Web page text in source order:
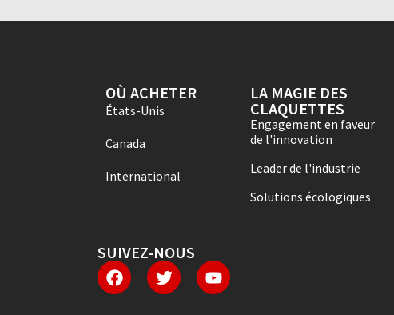
OÙ ACHETER
États-Unis
Canada
International
LA MAGIE DES
CLAQUETTES
Engagement en faveur
de l'innovation
Leader de l'industrie
Solutions écologiques
SUIVEZ-NOUS